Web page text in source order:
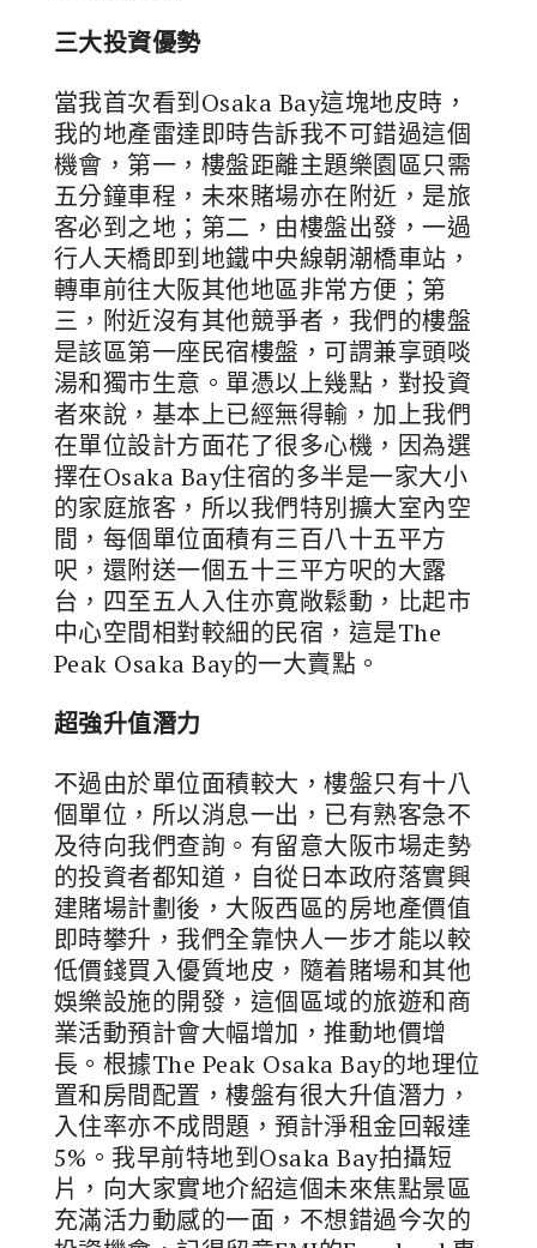
三大投資優勢
當我首次看到Osaka Bay這塊地皮時，
我的地產雷達即時告訴我不可錯過這個
機會，第一，樓盤距離主題樂園區只需
五分鐘車程，未來賭場亦在附近，是旅
客必到之地；第二，由樓盤出發，一過
行人天橋即到地鐵中央線朝潮橋車站，
轉車前往大阪其他地區非常方便；第
三，附近沒有其他競爭者，我們的樓盤
是該區第一座民宿樓盤，可謂兼享頭啖
湯和獨市生意。單憑以上幾點，對投資
者來說，基本上已經無得輸，加上我們
在單位設計方面花了很多心機，因為選
擇在Osaka Bay住宿的多半是一家大小
的家庭旅客，所以我們特別擴大室內空
間，每個單位面積有三百八十五平方
呎，還附送一個五十三平方呎的大露
台，四至五人入住亦寛敞鬆動，比起市
中心空間相對較細的民宿，這是The
Peak Osaka Bay的一大賣點。
超強升值潛力
不過由於單位面積較大，樓盤只有十八
個單位，所以消息一出，已有熟客急不
及待向我們查詢。有留意大阪市場走勢
的投資者都知道，自從日本政府落實興
建賭場計劃後，大阪西區的房地產價值
即時攀升，我們全靠快人一步才能以較
低價錢買入優質地皮，隨着賭場和其他
娛樂設施的開發，這個區域的旅遊和商
業活動預計會大幅增加，推動地價增
長。根據The Peak Osaka Bay的地理位
置和房間配置，樓盤有很大升值潛力，
入住率亦不成問題，預計淨租金回報達
5%。我早前特地到Osaka Bay拍攝短
片，向大家實地介紹這個未來焦點景區
充滿活力動感的一面，不想錯過今次的